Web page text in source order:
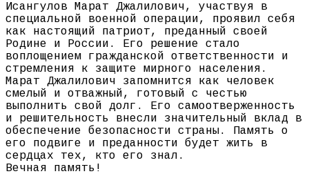
Исангулов Марат Джалилович, участвуя в
специальной военной операции, проявил себя
как настоящий патриот, преданный своей
Родине и России. Его решение стало
воплощением гражданской ответственности и
стремления к защите мирного населения.
Марат Джалилович запомнится как человек
смелый и отважный, готовый с честью
выполнить свой долг. Его самоотверженность
и решительность внесли значительный вклад в
обеспечение безопасности страны. Память о
его подвиге и преданности будет жить в
сердцах тех, кто его знал.
Вечная память!